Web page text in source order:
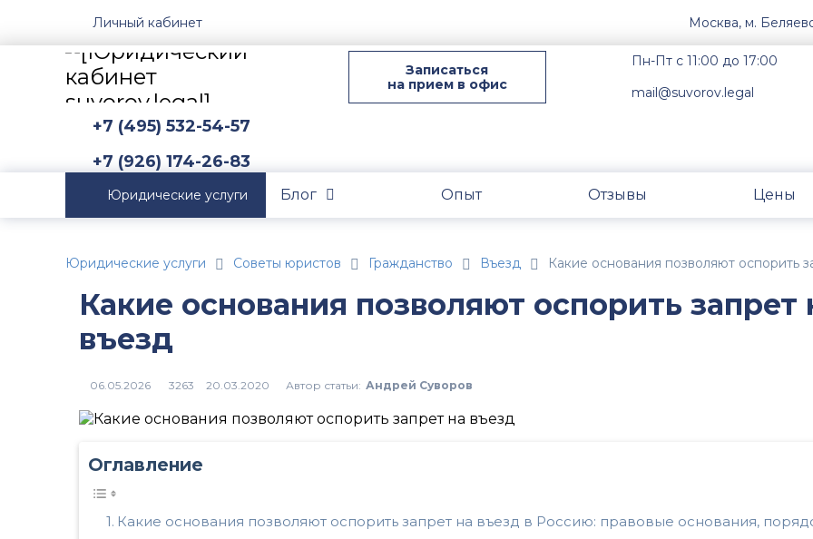
Личный кабинет Москва, м.
Записаться
на прием в офис
Пн-Пт с 11:00 до 17:00
mail@suvorov.legal
+7 (495) 532-54-57
+7 (926) 174-26-83
Юридические услуги Блог Опыт Отзывы Цены
Юридические услуги Советы юристов Гражданство Въезд Какие основания позволяют оспорить
Какие основания позволяют оспорить запрет
въезд
3263 Автор статьи: Андрей Суворов
Оглавление
Какие основания позволяют оспорить запрет на въезд в Россию: правовые основания,